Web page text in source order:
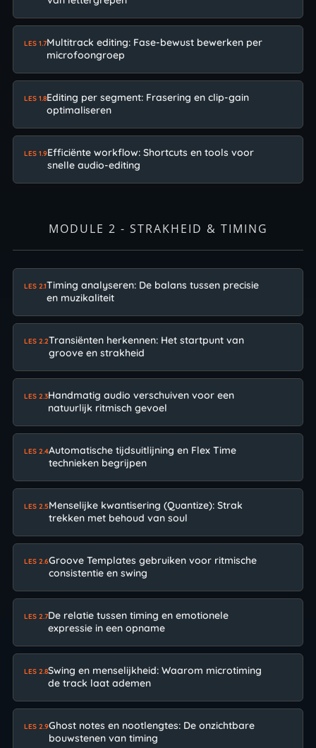
LES 1.7Multitrack editing: Fase-bewust bewerken per
microfoongroep
LES 1.8Editing per segment: Frasering en clip-gain
optimaliseren
LES 1.9Efficiënte workflow: Shortcuts en tools voor
snelle audio-editing
MODULE 2 - STRAKHEID & TIMING
LES 2.1Timing analyseren: De balans tussen precisie
en muzikaliteit
LES 2.2Transiënten herkennen: Het startpunt van
groove en strakheid
LES 2.3Handmatig audio verschuiven voor een
natuurlijk ritmisch gevoel
LES 2.4Automatische tijdsuitlijning en Flex Time
technieken begrijpen
LES 2.5Menselijke kwantisering (Quantize): Strak
trekken met behoud van soul
LES 2.6Groove Templates gebruiken voor ritmische
consistentie en swing
LES 2.7De relatie tussen timing en emotionele
expressie in een opname
LES 2.8Swing en menselijkheid: Waarom microtiming
de track laat ademen
LES 2.9Ghost notes en nootlengtes: De onzichtbare
bouwstenen van timing